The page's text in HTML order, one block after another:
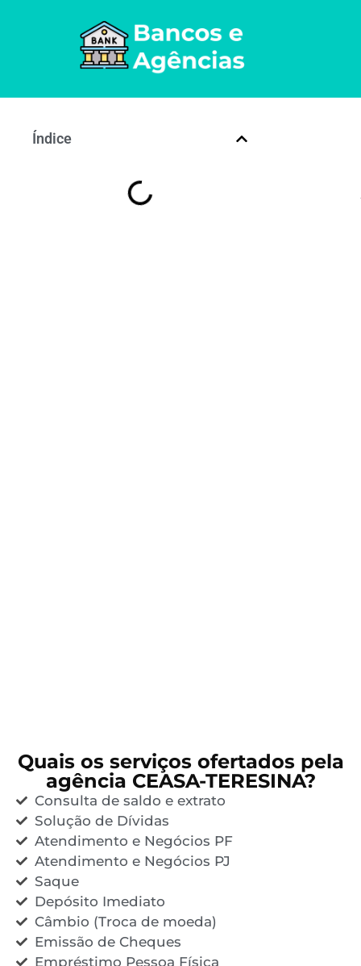
Índice
Quais os serviços ofertados pela
agência CEASA-TERESINA?
Consulta de saldo e extrato
Solução de Dívidas
Atendimento e Negócios PF
Atendimento e Negócios PJ
Saque
Depósito Imediato
Câmbio (Troca de moeda)
Emissão de Cheques
Empréstimo Pessoa Física